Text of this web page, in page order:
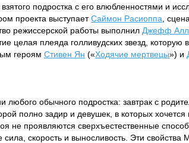
подростка с его влюбленностями и
проекта выступаетСаймон Расиоппа ,
режиссерской работы выполнил Джефф
целая плеяда голливудских звезд, которую
героям Стивен Ян («Ходячие мертвецы») и
любого обычного подростка: завтрак с
полно задир и девушек, в которых хочется
не проявляются сверхъестественные
сила, скорость и выносливость. Эти свойства